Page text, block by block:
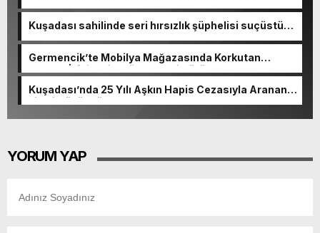
Kuşadası sahilinde seri hırsızlık şüphelisi suçüstü
Germencik’te Mobilya Mağazasında Korkutan
Yangın! İtfaiyenin Müdahalesi Sürüyor
Kuşadası’nda 25 Yılı Aşkın Hapis Cezasıyla Aranan
Firari Hükümlü Yakalandı
YORUM YAP